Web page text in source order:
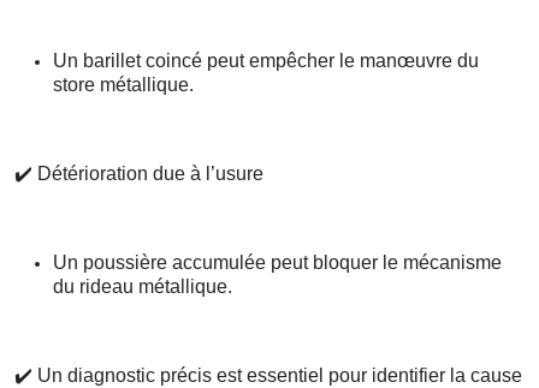
Un barillet coincé peut empêcher le manœuvre du
store métallique.
✔️ Détérioration due à l’usure
Un poussière accumulée peut bloquer le mécanisme
du rideau métallique.
✔️ Un diagnostic précis est essentiel pour identifier la cause